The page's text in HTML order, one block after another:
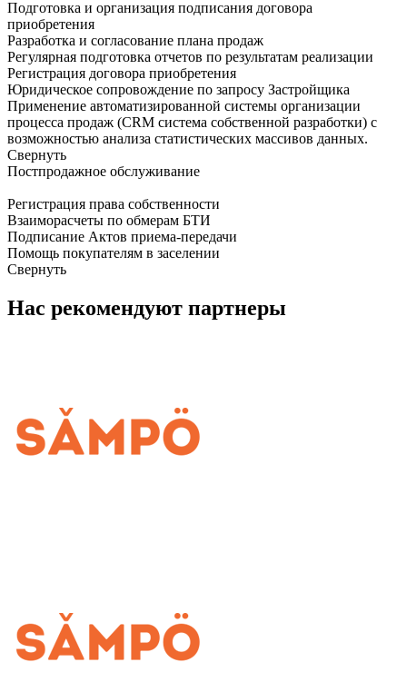
Подготовка и организация подписания договора
приобретения
Разработка и согласование плана продаж
Регулярная подготовка отчетов по результатам реализации
Регистрация договора приобретения
Юридическое сопровождение по запросу Застройщика
Применение автоматизированной системы организации
процесса продаж (CRM система собственной разработки) с
возможностью анализа статистических массивов данных.
Свернуть
Постпродажное обслуживание
Регистрация права собственности
Взаиморасчеты по обмерам БТИ
Подписание Актов приема-передачи
Помощь покупателям в заселении
Свернуть
Нас рекомендуют партнеры